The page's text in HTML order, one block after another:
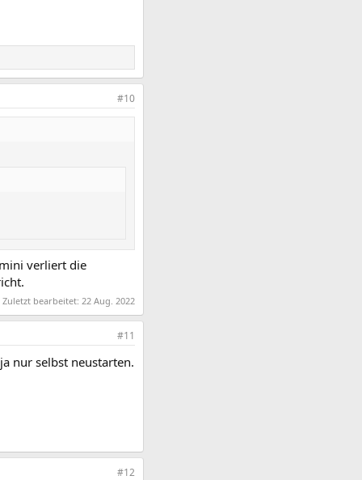
#10
verliert die
Zuletzt bearbeitet: 22 Aug. 2022
#11
nur selbst neustarten.
#12